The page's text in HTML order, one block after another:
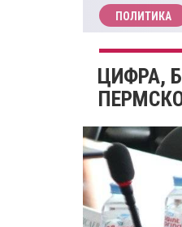
ПОЛИТИКА
ЦИФРА,